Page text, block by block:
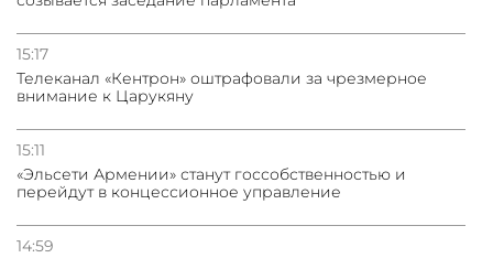
15:17
Телеканал «Кентрон» оштрафовали за чрезмерное
внимание к Царукяну
15:11
«Эльсети Армении» станут госсобственностью и
перейдут в концессионное управление
14:59